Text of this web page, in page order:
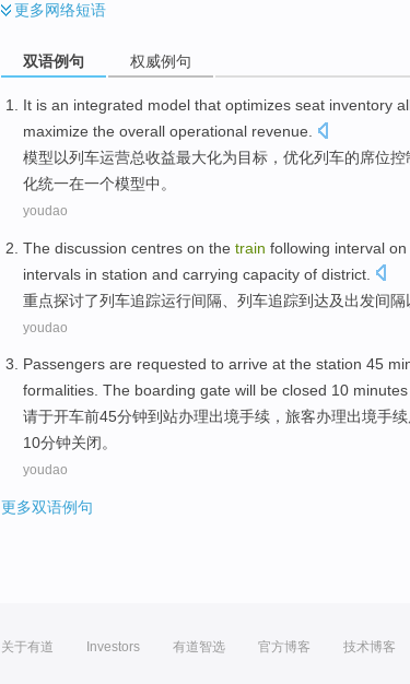
更多网络短语
双语例句 权威例句
It is an integrated model that optimizes seat inventory
maximize the overall operational revenue
模型以列车运营总收益最大化为目标， 优化列车的席位控
化统一在一个模型中。
youdao
The discussion centres on the train following interval on
intervals in station and carrying capacity of district.
重点探讨了列车追踪运行间隔 、列车追踪到达及出发间隔
youdao
Passengers are requested to arrive at the station 45
formalities. The boarding gate will be closed 10 minutes
请于开车前45分钟到站办理出境手续， 旅客办理出境手
10分钟关闭。
youdao
更多双语例句
关于有道 Investors 有道智选 官方博客 技术博客